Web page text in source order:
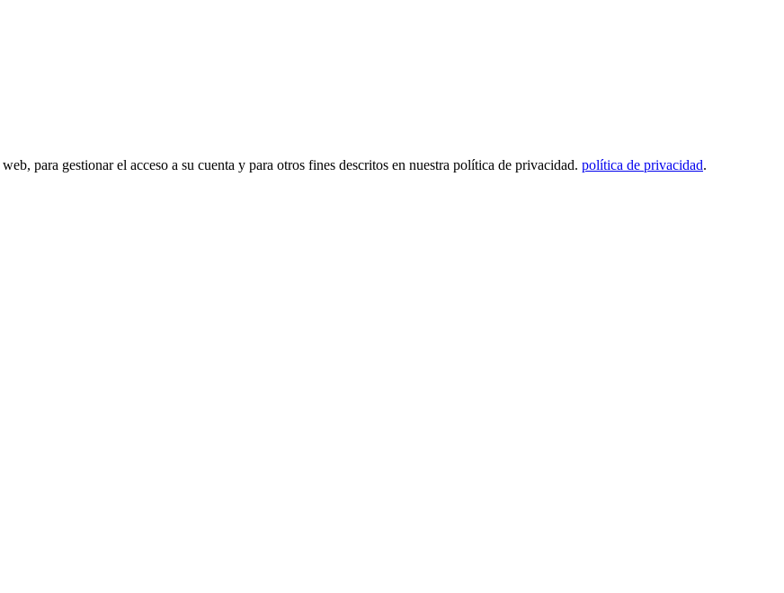
para gestionar el acceso a su cuenta y para otros fines descritos en nuestra política de privacidad. política de privacidad.